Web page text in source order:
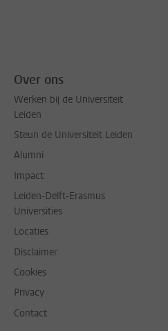
Over ons
Werken bij de Universiteit
Leiden
Steun de Universiteit Leiden
Alumni
Impact
Leiden-Delft-Erasmus
Universities
Locaties
Disclaimer
Cookies
Privacy
Contact